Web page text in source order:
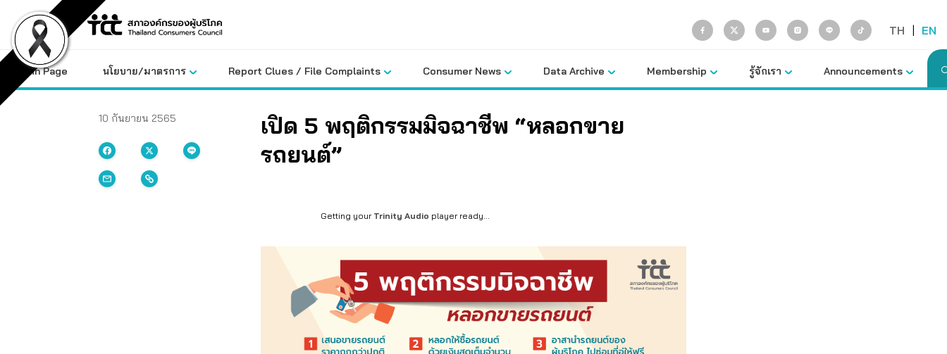
content
TH | EN
Main Page นโยบาย/มาตรการ Report Clues / File Complaints Consumer News Data Archive Membership รู้จักเรา Announcements
10 กันยายน 2565
เปิด 5 พฤติกรรมมิจฉาชีพ “หลอกขาย
รถยนต์”
Getting your Trinity Audio player ready...